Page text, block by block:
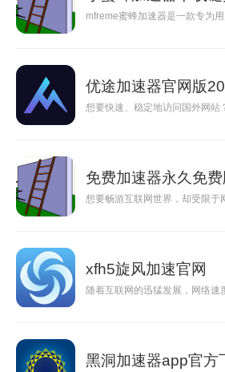
mfreme蜜蜂加速器是一款专为
优途加速器官网版
想要快速、稳定地访问国外网站
免费加速器永久免
想要畅游互联网世界，却受限于
xfh5旋风加速官网
随着互联网的迅猛发展，网络
黑洞加速器app官方